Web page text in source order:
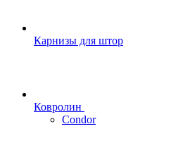
Карнизы для штор
Ковролин
Condor